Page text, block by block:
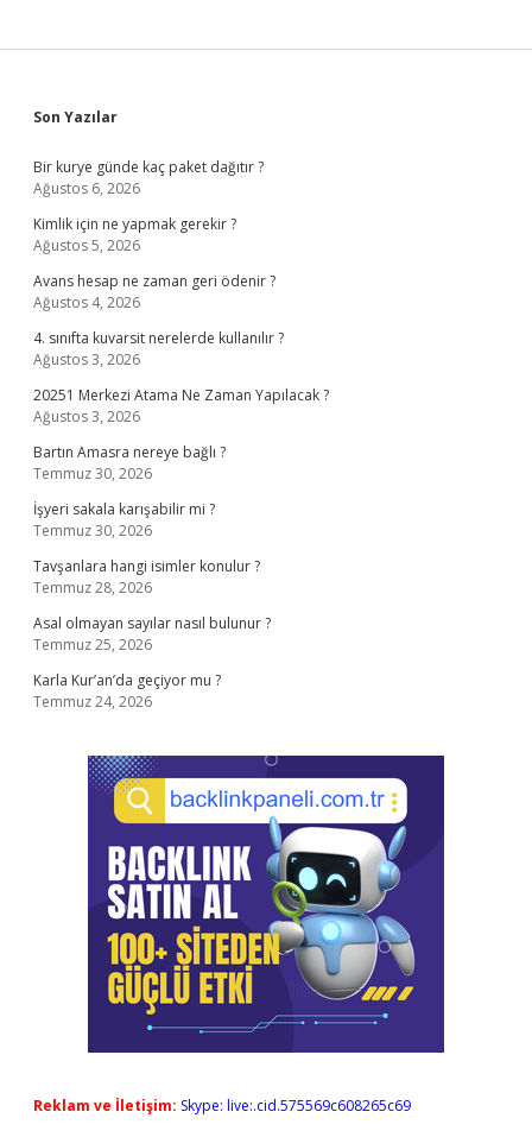
Sidebar
Son Yazılar
Bir kurye günde kaç paket dağıtır ?
Ağustos 6, 2026
Kimlik için ne yapmak gerekir ?
Ağustos 5, 2026
Avans hesap ne zaman geri ödenir ?
Ağustos 4, 2026
4. sınıfta kuvarsit nerelerde kullanılır ?
Ağustos 3, 2026
20251 Merkezi Atama Ne Zaman Yapılacak ?
Ağustos 3, 2026
Bartın Amasra nereye bağlı ?
Temmuz 30, 2026
İşyeri sakala karışabilir mi ?
Temmuz 30, 2026
Tavşanlara hangi isimler konulur ?
Temmuz 28, 2026
Asal olmayan sayılar nasıl bulunur ?
Temmuz 25, 2026
Karla Kur’an’da geçiyor mu ?
Temmuz 24, 2026
Reklam ve İletişim: Skype: live:.cid.575569c608265c69